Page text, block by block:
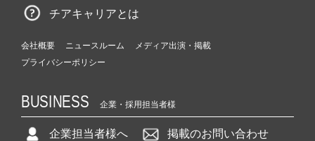
チアキャリアとは
会社概要 ニュースルーム
メディア出演・掲載
プライバシーポリシー
BUSINESS 企業・採用担当者様
企業担当者様へ 掲載のお問い合わせ